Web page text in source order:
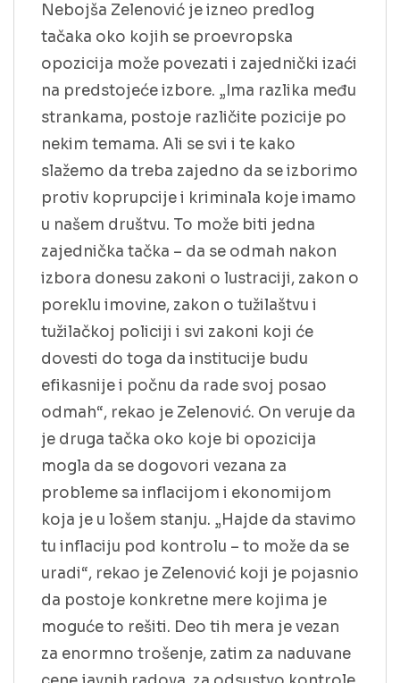
Nebojša Zelenović je izneo predlog
tačaka oko kojih se proevropska
opozicija može povezati i zajednički izaći
na predstojeće izbore. „Ima razlika među
strankama, postoje različite pozicije po
nekim temama. Ali se svi i te kako
slažemo da treba zajedno da se izborimo
protiv koprupcije i kriminala koje imamo
u našem društvu. To može biti jedna
zajednička tačka – da se odmah nakon
izbora donesu zakoni o lustraciji, zakon o
poreklu imovine, zakon o tužilaštvu i
tužilačkoj policiji i svi zakoni koji će
dovesti do toga da institucije budu
efikasnije i počnu da rade svoj posao
odmah“, rekao je Zelenović. On veruje da
je druga tačka oko koje bi opozicija
mogla da se dogovori vezana za
probleme sa inflacijom i ekonomijom
koja je u lošem stanju. „Hajde da stavimo
tu inflaciju pod kontrolu – to može da se
uradi“, rekao je Zelenović koji je pojasnio
da postoje konkretne mere kojima je
moguće to rešiti. Deo tih mera je vezan
za enormno trošenje, zatim za naduvane